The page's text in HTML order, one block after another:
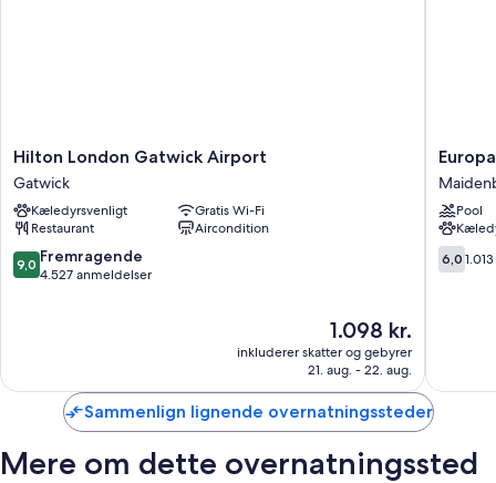
Hilton
London
Gatwick
Airport
Gatwick
Hilton London Gatwick Airport
Gatwick
Kæledyrsvenligt
Gratis Wi-Fi
Restaurant
Aircondition
9.0
ud
9,0 Fremragende
4.527 anmeldelser
Prisen
er
1.098 kr.
1.098 kr.
inkluderer skatter og gebyrer
21. aug. - 22. aug.
Europa
Gatwick
Hotel
Pool
6.0
ud
6,0
Sammenlign lignende overnatningssteder
Mere om dette overnatningssted